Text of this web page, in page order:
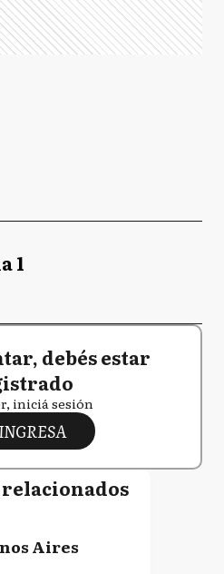
Villegas
Yrigoyen
N Alem
1
debés estar
iniciá sesión
INGRESA
Aires